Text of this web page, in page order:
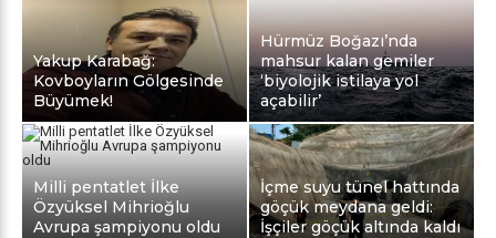
Yakup Karabağ:
Kovboyların Gölgesinde
Büyümek!
Hürmüz Boğazı’nda
mahsur kalan gemiler
‘biyolojik istilaya yol
açabilir’
Milli pentatlet İlke
Özyüksel Mihrioğlu
Avrupa şampiyonu oldu
İçme suyu tünel hattında
göçük meydana geldi:
İşçiler göçük altında kaldı